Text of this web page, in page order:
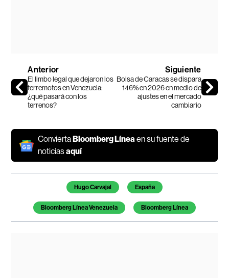
Anterior
El limbo legal que dejaron los
terremotos en Venezuela:
¿qué pasará con los
terrenos?
Siguiente
Bolsa de Caracas se dispara
146% en 2026 en medio de
ajustes en el mercado
cambiario
Convierta Bloomberg Líneaen su fuente de
noticiasaquí
Temas de este artículo
Hugo Carvajal España
Bloomberg Línea Venezuela Bloomberg Línea